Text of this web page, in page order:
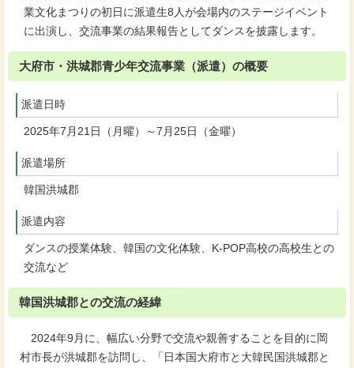
業文化まつりの初日に派遣生8人が会場内のステージイベント
に出演し、交流事業の結果報告としてダンスを披露します。
大府市・洪城郡青少年交流事業（派遣）の概要
派遣日時
2025年7月21日（月曜）～7月25日（金曜）
派遣場所
韓国洪城郡
派遣内容
ダンスの授業体験、韓国の文化体験、K-POP高校の高校生との
交流など
韓国洪城郡との交流の経緯
2024年9月に、幅広い分野で交流や親善することを目的に岡
村市長が洪城郡を訪問し、「日本国大府市と大韓民国洪城郡と